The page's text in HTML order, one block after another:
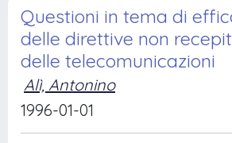
Questioni in tema di
delle direttive non
delle telecomunicazioni
Alì, Antonino
1996-01-01